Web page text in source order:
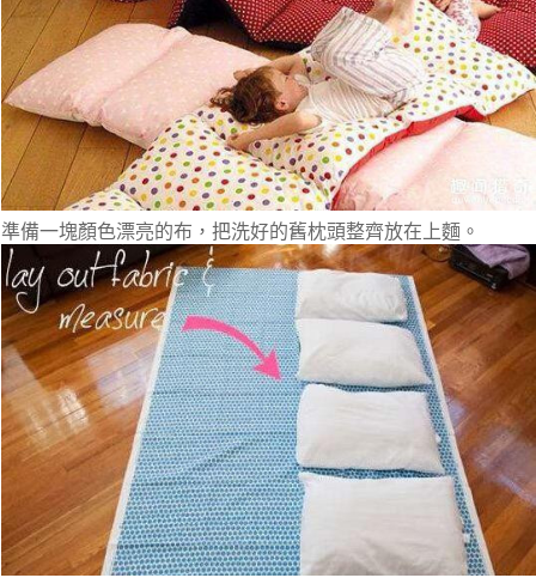
準備一塊顏色漂亮的布，把洗好的舊枕頭整齊放在上麵。